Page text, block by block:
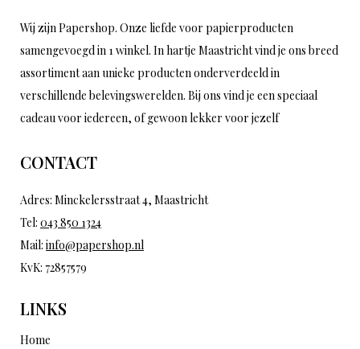
Wij zijn Papershop. Onze liefde voor papierproducten
samengevoegd in 1 winkel. In hartje Maastricht vind je ons breed
assortiment aan unieke producten onderverdeeld in
verschillende belevingswerelden. Bij ons vind je een speciaal
cadeau voor iedereen, of gewoon lekker voor jezelf
CONTACT
Adres: Minckelersstraat 4, Maastricht
Tel: 043 850 1324
Mail: info@papershop.nl
KvK: 72857579
LINKS
Home